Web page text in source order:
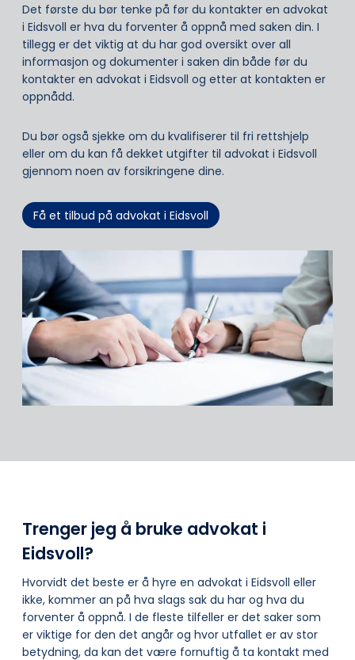
Det første du bør tenke på før du kontakter en advokat
i Eidsvoll er hva du forventer å oppnå med saken din. I
tillegg er det viktig at du har god oversikt over all
informasjon og dokumenter i saken din både før du
kontakter en advokat i Eidsvoll og etter at kontakten er
oppnådd.
Du bør også sjekke om du kvalifiserer til fri rettshjelp
eller om du kan få dekket utgifter til advokat i Eidsvoll
gjennom noen av forsikringene dine.
Få et tilbud på advokat i Eidsvoll
Trenger jeg å bruke advokat i
Eidsvoll?
Hvorvidt det beste er å hyre en advokat i Eidsvoll eller
ikke, kommer an på hva slags sak du har og hva du
forventer å oppnå. I de fleste tilfeller er det saker som
er viktige for den det angår og hvor utfallet er av stor
betydning, da kan det være fornuftig å ta kontakt med